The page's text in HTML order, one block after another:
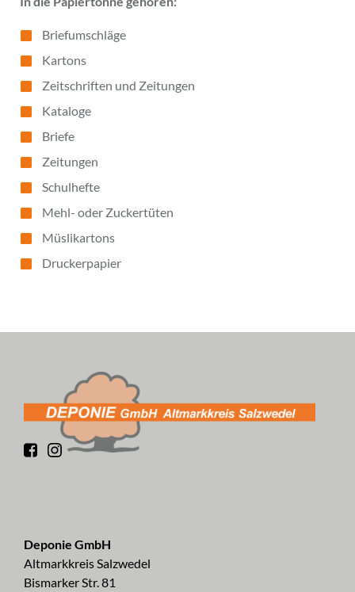
Briefumschläge
Kartons
Zeitschriften und Zeitungen
Kataloge
Briefe
Zeitungen
Schulhefte
Mehl- oder Zuckertüten
Müslikartons
Druckerpapier
Deponie GmbH
Altmarkkreis Salzwedel
Bismarker Str. 81